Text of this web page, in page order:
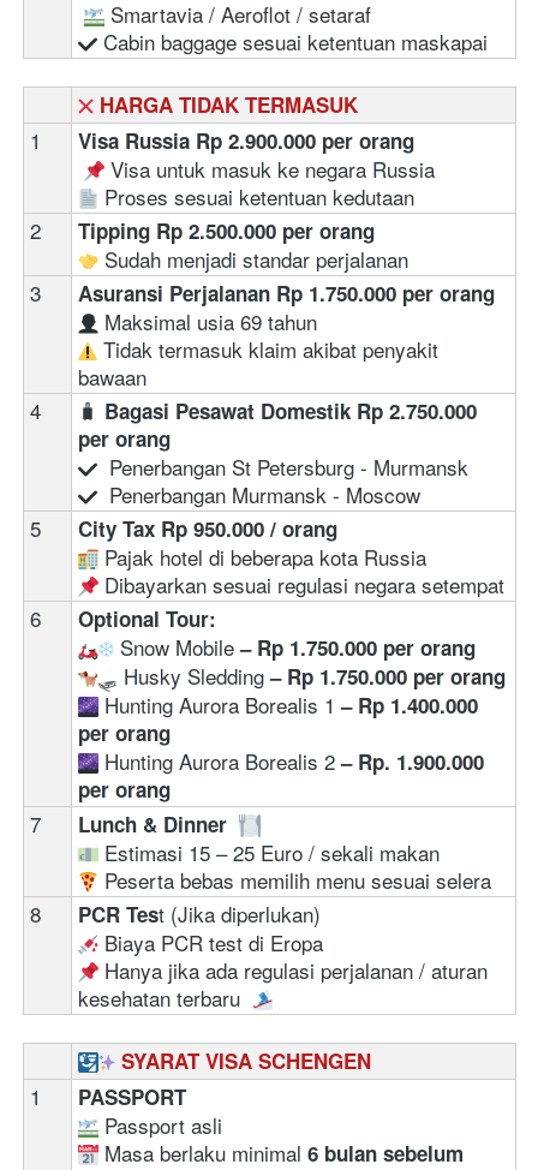
Cabin baggage sesuai ketentuan maskapai
HARGA TIDAK TERMASUK
1 Visa Russia Rp 2.900.000 per orang
Visa untuk masuk ke negara Russia
Proses sesuai ketentuan kedutaan
2
Tipping Rp 2.500.000 per orang
Sudah menjadi standar perjalanan
3
Asuransi Perjalanan Rp 1.750.000 per orang
Maksimal usia 69 tahun
Tidak termasuk klaim akibat penyakit
bawaan
4
🧳 Bagasi Pesawat Domestik Rp 2.750.000
per orang
  Penerbangan St Petersburg - Murmansk
  Penerbangan Murmansk - Moscow
5
City Tax Rp 950.000 / orang
Pajak hotel di beberapa kota Russia
6
Optional Tour:
Snow Mobile – Rp 1.750.000 per orang
🛷 Husky Sledding – Rp 1.750.000 per orang
Hunting Aurora Borealis 1 – Rp 1.400.000
per orang
Hunting Aurora Borealis 2 – Rp. 1.900.000
per orang
7 Lunch & Dinner
Estimasi 15 – 25 Euro / sekali makan
Peserta bebas memilih menu sesuai selera
8
PCR Test (Jika diperlukan)
Biaya PCR test di Eropa
Hanya jika ada regulasi perjalanan / aturan
kesehatan terbaru
SYARAT VISA SCHENGEN
1 PASSPORT
Passport asli
Masa berlaku minimal 6 bulan sebelum